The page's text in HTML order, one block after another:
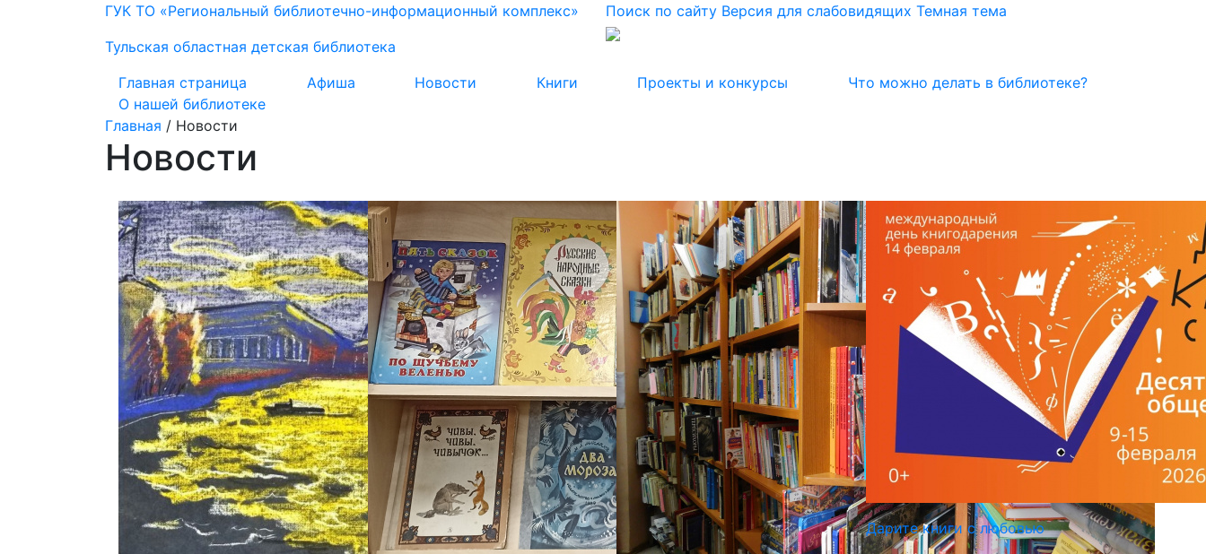
ГУК ТО «Региональный библиотечно-информационный комплекс»
Тульская областная детская библиотека
Поиск по сайту Версия для слабовидящих Темная тема
Главная страница Афиша Новости Книги Проекты и конкурсы
Что можно делать в библиотеке?
О нашей библиотеке
Главная / Новости
Новости
Дарите книги с любовью